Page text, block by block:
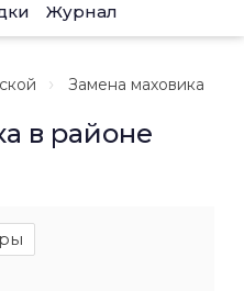
Журнал
Замена маховика
в районе